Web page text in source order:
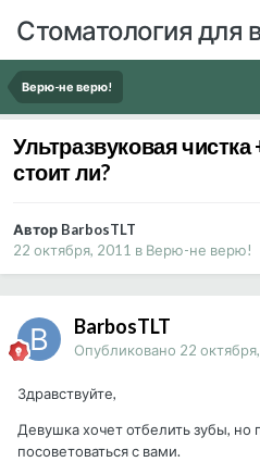
Стоматология для
Верю-не верю!
Ультразвуковая
стоит ли?
Автор BarbosTLT
22 октября, 2011 в Верю-не верю!
BarbosTLT
Опубликовано 22
Здравствуйте,
Девушка хочет отбелить зубы,
посоветоваться с вами.